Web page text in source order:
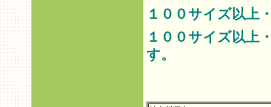
１００サイズ以上
１００サイズ以上
す。